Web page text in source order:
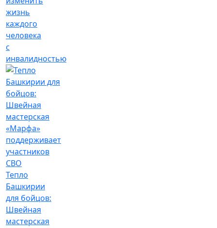
жизнь
каждого
человека
с
инвалидностью
Тепло
Башкирии
для бойцов:
Швейная
мастерская